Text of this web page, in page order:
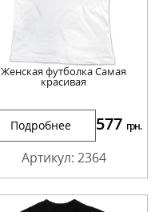
Женская футболка Самая
красивая
Подробнее 577 грн.
Артикул: 2364